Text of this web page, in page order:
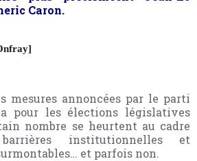
Caron.
mesures annoncées par le parti
pour les élections législatives
nombre se heurtent au cadre
institutionnelles et
et parfois non.